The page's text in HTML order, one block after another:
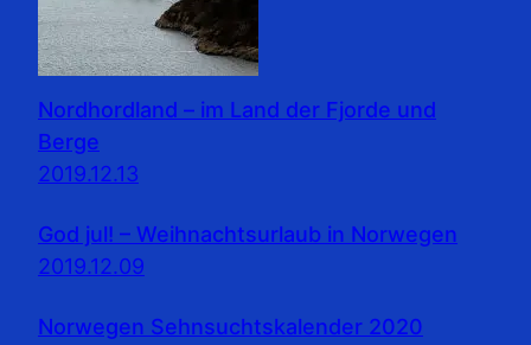
Nordhordland – im Land der Fjorde und
Berge
2019.12.13
God jul! – Weihnachtsurlaub in Norwegen
2019.12.09
Norwegen Sehnsuchtskalender 2020